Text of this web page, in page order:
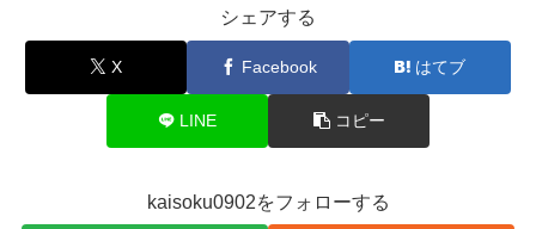
シェアする
X Facebook はてブ
LINE コピー
kaisoku0902をフォローする